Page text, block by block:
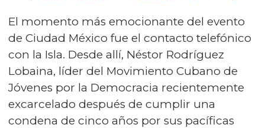
El momento más emocionante del evento
de Ciudad México fue el contacto telefónico
con la Isla. Desde allí, Néstor Rodríguez
Lobaina, líder del Movimiento Cubano de
Jóvenes por la Democracia recientemente
excarcelado después de cumplir una
condena de cinco años por sus pacíficas